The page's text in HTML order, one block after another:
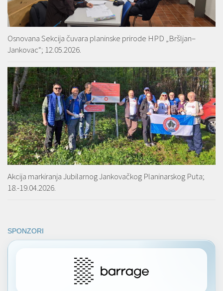
Osnovana Sekcija čuvara planinske prirode HPD „Bršljan–
Jankovac“; 12.05.2026.
Akcija markiranja Jubilarnog Jankovačkog Planinarskog Puta;
18.-19.04.2026.
SPONZORI